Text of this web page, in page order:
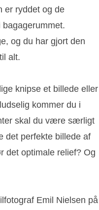
er ryddet og de
og du har gjort den
alt.
knipse et billede eller
kommer du i
skal du være særligt
det perfekte billede af
det optimale relief? Og
Emil Nielsen på